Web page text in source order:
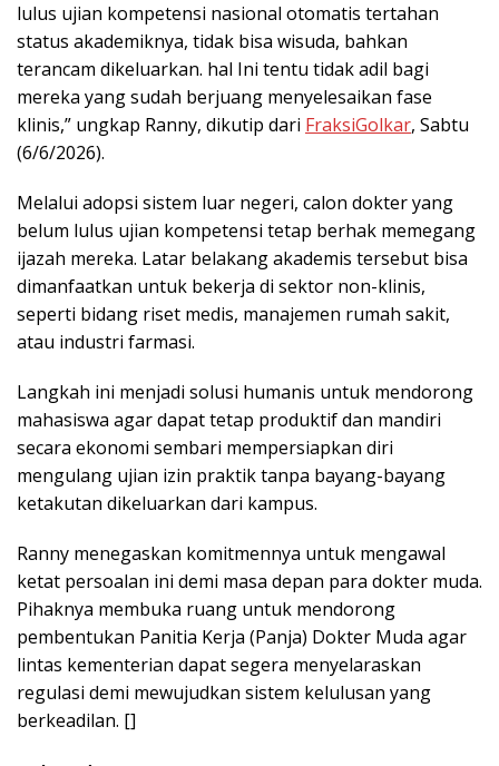
lulus ujian kompetensi nasional otomatis tertahan
status akademiknya, tidak bisa wisuda, bahkan
terancam dikeluarkan. hal Ini tentu tidak adil bagi
mereka yang sudah berjuang menyelesaikan fase
klinis,” ungkap Ranny, dikutip dari FraksiGolkar, Sabtu
(6/6/2026).
Melalui adopsi sistem luar negeri, calon dokter yang
belum lulus ujian kompetensi tetap berhak memegang
ijazah mereka. Latar belakang akademis tersebut bisa
dimanfaatkan untuk bekerja di sektor non-klinis,
seperti bidang riset medis, manajemen rumah sakit,
atau industri farmasi.
Langkah ini menjadi solusi humanis untuk mendorong
mahasiswa agar dapat tetap produktif dan mandiri
secara ekonomi sembari mempersiapkan diri
mengulang ujian izin praktik tanpa bayang-bayang
ketakutan dikeluarkan dari kampus.
Ranny menegaskan komitmennya untuk mengawal
ketat persoalan ini demi masa depan para dokter muda.
Pihaknya membuka ruang untuk mendorong
pembentukan Panitia Kerja (Panja) Dokter Muda agar
lintas kementerian dapat segera menyelaraskan
regulasi demi mewujudkan sistem kelulusan yang
berkeadilan. []